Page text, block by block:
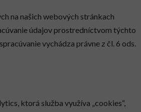
na našich webových stránkach
údajov prostredníctvom týchto
vychádza právne z čl. 6 ods.
ktorá služba využíva „cookies“,